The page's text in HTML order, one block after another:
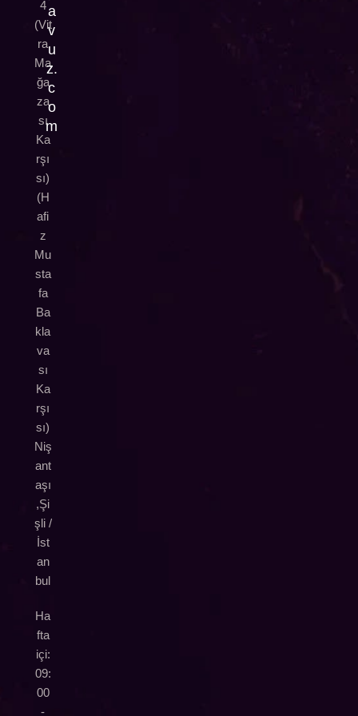
4
(Vit
ra
Ma
ğa
za
sı
Ka
rşı
sı)
(H
afi
z
Mu
sta
fa
Ba
kla
va
sı
Ka
rşı
sı)
Niş
ant
aşı
,Şi
şli /
İst
an
bul
Ha
fta
içi:
09:
00
-
a
v
u
z.
c
o
m